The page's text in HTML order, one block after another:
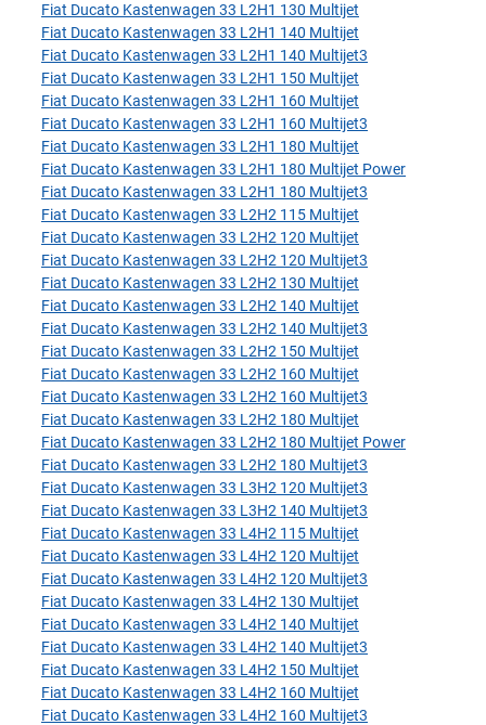
Fiat Ducato Kastenwagen 33 L2H1 130 Multijet
Fiat Ducato Kastenwagen 33 L2H1 140 Multijet
Fiat Ducato Kastenwagen 33 L2H1 140 Multijet3
Fiat Ducato Kastenwagen 33 L2H1 150 Multijet
Fiat Ducato Kastenwagen 33 L2H1 160 Multijet
Fiat Ducato Kastenwagen 33 L2H1 160 Multijet3
Fiat Ducato Kastenwagen 33 L2H1 180 Multijet
Fiat Ducato Kastenwagen 33 L2H1 180 Multijet Power
Fiat Ducato Kastenwagen 33 L2H1 180 Multijet3
Fiat Ducato Kastenwagen 33 L2H2 115 Multijet
Fiat Ducato Kastenwagen 33 L2H2 120 Multijet
Fiat Ducato Kastenwagen 33 L2H2 120 Multijet3
Fiat Ducato Kastenwagen 33 L2H2 130 Multijet
Fiat Ducato Kastenwagen 33 L2H2 140 Multijet
Fiat Ducato Kastenwagen 33 L2H2 140 Multijet3
Fiat Ducato Kastenwagen 33 L2H2 150 Multijet
Fiat Ducato Kastenwagen 33 L2H2 160 Multijet
Fiat Ducato Kastenwagen 33 L2H2 160 Multijet3
Fiat Ducato Kastenwagen 33 L2H2 180 Multijet
Fiat Ducato Kastenwagen 33 L2H2 180 Multijet Power
Fiat Ducato Kastenwagen 33 L2H2 180 Multijet3
Fiat Ducato Kastenwagen 33 L3H2 120 Multijet3
Fiat Ducato Kastenwagen 33 L3H2 140 Multijet3
Fiat Ducato Kastenwagen 33 L4H2 115 Multijet
Fiat Ducato Kastenwagen 33 L4H2 120 Multijet
Fiat Ducato Kastenwagen 33 L4H2 120 Multijet3
Fiat Ducato Kastenwagen 33 L4H2 130 Multijet
Fiat Ducato Kastenwagen 33 L4H2 140 Multijet
Fiat Ducato Kastenwagen 33 L4H2 140 Multijet3
Fiat Ducato Kastenwagen 33 L4H2 150 Multijet
Fiat Ducato Kastenwagen 33 L4H2 160 Multijet
Fiat Ducato Kastenwagen 33 L4H2 160 Multijet3